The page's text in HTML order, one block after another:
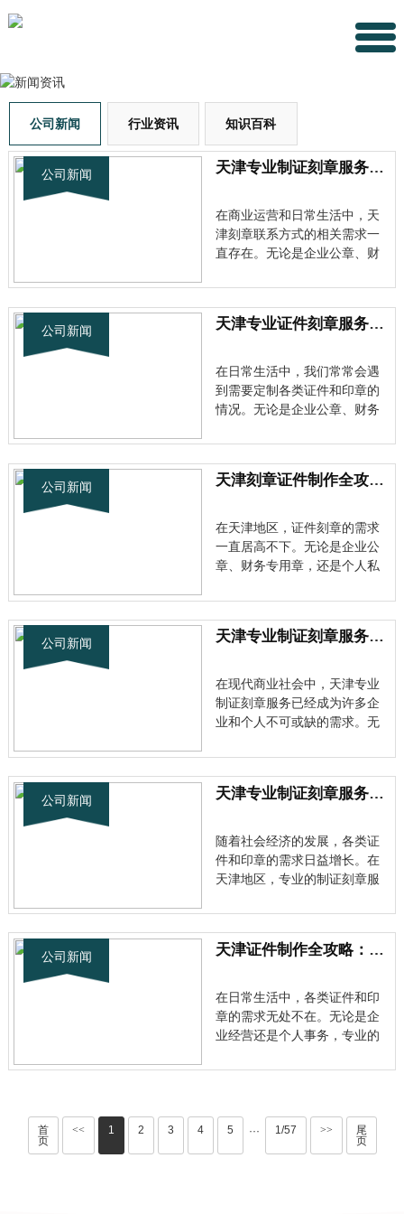
公司新闻 行业资讯 知识百科
公司新闻 天津专业制证刻章服务全解析：选择正规渠道的重要性
在商业运营和日常生活中，天
津刻章联系方式的相关需求一
直存在。无论是企业公章、财
类印章制作，都涉及到重要的
法律和安全问题。 了解行业标
准与规范 目前市场上从事天津
服务质量参差不齐。天津刻章
联系···
公司新闻 天津专业证件刻章服务全解析：快速制作各类证书印章
在日常生活中，我们常常会遇
到需要定制各类证件和印章的
情况。无论是企业公章、财务
专用章等，专业的制证刻章服
务都能满足我们的需求。 天津
专业制证刻章行业现状 随着经
话咨询服务越来越受到关注。
作为···
公司新闻 天津刻章证件制作全攻略：专业服务满足各类需求
在天津地区，证件刻章的需求
一直居高不下。无论是企业公
章、财务专用章，还是个人私
作，都离不开专业的技术支持
和服务保障。天津刻章联系方
式的选择显得尤为重要。 了解
济的发展，天津刻章联系方式
相关的···
公司新闻 天津专业制证刻章服务全面解析，让你轻松搞定各类证件制作需求
在现代商业社会中，天津专业
制证刻章服务已经成为许多企
业和个人不可或缺的需求。无
还是个人名章、合同专用章，
专业的制证刻章服务都能满足
多样化的使用场景。 为什么选
作为北方重要的经济中心，其
天津···
公司新闻 天津专业制证刻章服务全解析：从证书制作到刻章流程详解
随着社会经济的发展，各类证
件和印章的需求日益增长。在
天津地区，专业的制证刻章服
刚需。今天就带大家了解一下
天津专业制证刻章行业的现状
和发展趋势。 天津制证行业市
济中心，其制证刻章市场需求
量巨···
公司新闻 天津证件制作全攻略：专业制证刻章服务详解
在日常生活中，各类证件和印
章的需求无处不在。无论是企
业经营还是个人事务，专业的
要。天津证件制作联系电话背
业制证行业现状分析 随着经济
的快速发展，天津的专业制证
首
页
<< 1 2 3 4 5 ··· 1/57 >>
尾
页